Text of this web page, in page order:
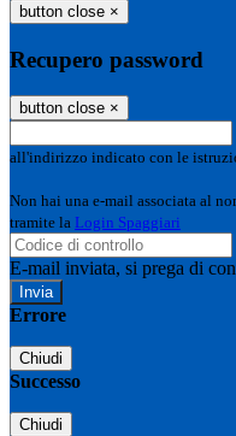
button close ×
Recupero password
button close ×
all'indirizzo indicato con le
Non hai una e-mail associata al
tramite la Login Spaggiari
E-mail inviata, si prega di
Errore
Chiudi
Successo
Chiudi